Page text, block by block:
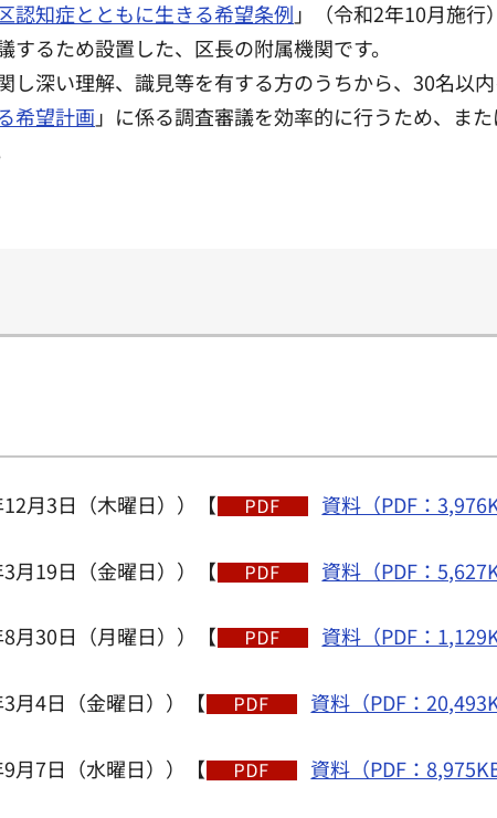
認知症とともに生きる希望条例 」（令和2年10月施
るため設置した、区長の附属機関です。
深い理解、識見等を有する方のうちから、30名以内
希望計画 」に係る調査審議を効率的に行うため、ま
月3日（木曜日））【 資料（PDF：
月19日（金曜日））【
資料（PDF：
月30日（月曜日））【
資料（PDF：
月4日（金曜日））【
資料（PDF：
月7日（水曜日））【
資料（PDF：8,975KB